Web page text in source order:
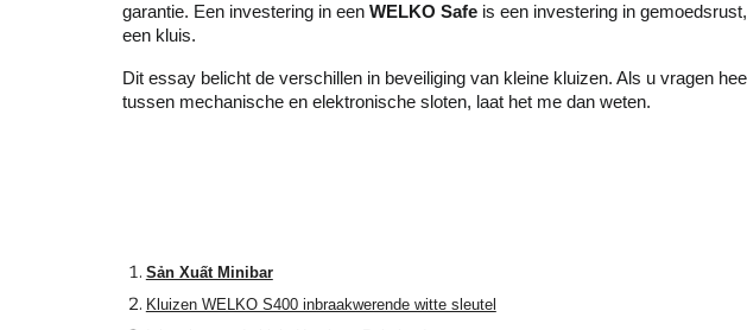
garantie. Een investering in een WELKO Safeis een investering in
een kluis.
Dit essay belicht de verschillen in beveiliging van kleine kluizen. Als u vragen
tussen mechanische en elektronische sloten, laat het me dan weten.
Sản Xuất Minibar
Kluizen WELKO S400 inbraakwerende witte sleutel